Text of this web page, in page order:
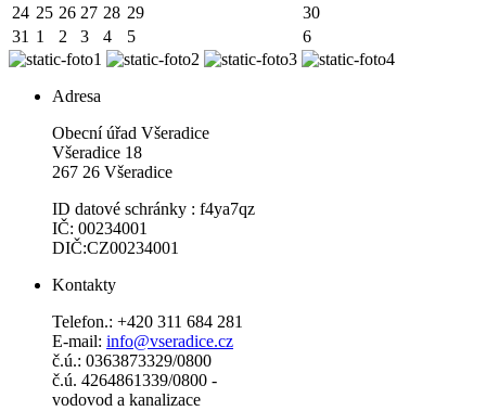
24 25 26 27 28 29
30
31 1 2 3 4 5 6
Adresa
Obecní úřad Všeradice
Všeradice 18
267 26 Všeradice
ID datové schránky : f4ya7qz
IČ: 00234001
DIČ:CZ00234001
Kontakty
Telefon.: +420 311 684 281
E-mail: info@vseradice.cz
č.ú.: 0363873329/0800
č.ú. 4264861339/0800 -
vodovod a kanalizace